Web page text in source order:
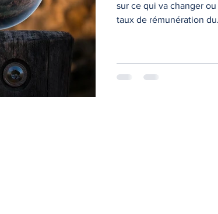
sur ce qui va changer
taux de rémunération